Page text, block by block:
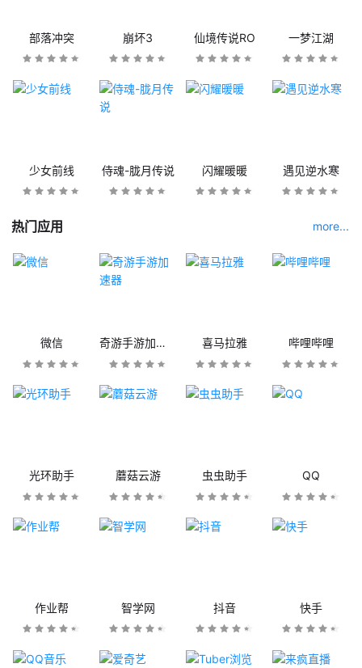
部落冲突 崩坏3 仙境传说RO 一梦江湖
少女前线 侍魂-胧月传说 闪耀暖暖 遇见逆水寒
热门应用 more...
微信 奇游手游加速器 喜马拉雅 哔哩哔哩
光环助手 蘑菇云游 虫虫助手 QQ
作业帮 智学网 抖音 快手